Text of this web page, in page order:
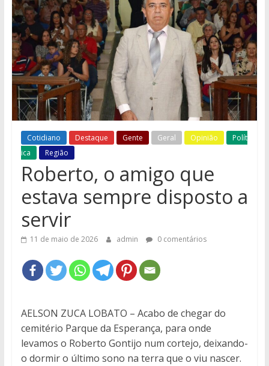
Região
Cotidiano Destaque Gente Geral Opinião
Polít
ica
Região
Roberto, o amigo que
estava sempre disposto a
servir
11 de maio de 2026 admin 0 comentários
AELSON ZUCA LOBATO – Acabo de chegar do
cemitério Parque da Esperança, para onde
levamos o Roberto Gontijo num cortejo, deixando-
o dormir o último sono na terra que o viu nascer.